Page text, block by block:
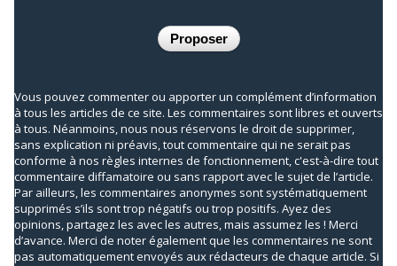
Vous pouvez commenter ou apporter un complément d’information
à tous les articles de ce site. Les commentaires sont libres et ouverts
à tous. Néanmoins, nous nous réservons le droit de supprimer,
sans explication ni préavis, tout commentaire qui ne serait pas
conforme à nos règles internes de fonctionnement, c'est-à-dire tout
commentaire diffamatoire ou sans rapport avec le sujet de l’article.
Par ailleurs, les commentaires anonymes sont systématiquement
supprimés s’ils sont trop négatifs ou trop positifs. Ayez des
opinions, partagez les avec les autres, mais assumez les ! Merci
d’avance. Merci de noter également que les commentaires ne sont
pas automatiquement envoyés aux rédacteurs de chaque article. Si